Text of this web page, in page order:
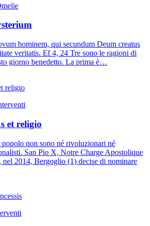
hominem, qui secundum Deum creatus
veritatis. Ef 4, 24 Tre sono le ragioni di
giorno benedetto. La prima è…
et religio
non sono né rivoluzionari né
San Pio X, Notre Charge Apostolique
nel 2014, Bergoglio (1) decise di nominare